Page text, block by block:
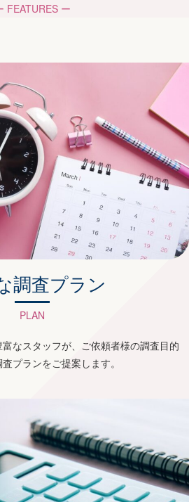
FEATURES ー
調査プラン
PLAN
なスタッフが、ご依頼者様の調査目的
プランをご提案します。